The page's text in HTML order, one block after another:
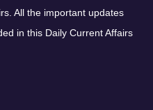
All the important updates
in this Daily Current Affairs